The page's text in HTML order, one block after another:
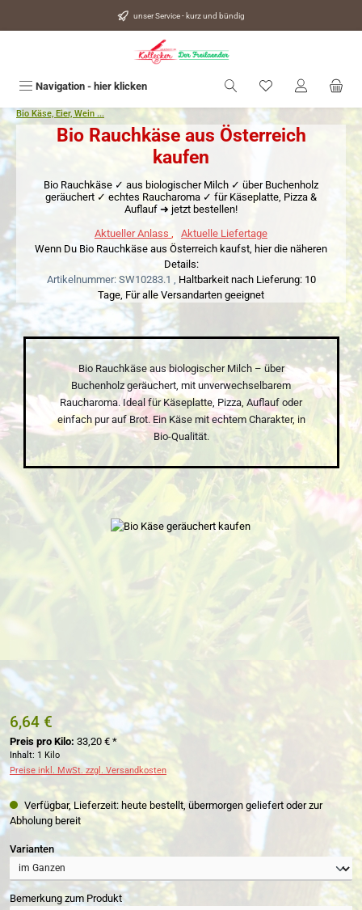
unser Service - kurz und bündig
Navigation - hier klicken Du hast 0
Bio Käse, Eier, Wein ...
Bio Rauchkäse aus Österreich
kaufen
Bio Rauchkäse ✓ aus biologischer Milch ✓ über Buchenholz
geräuchert ✓ echtes Raucharoma ✓ für Käseplatte, Pizza &
Auflauf ➜ jetzt bestellen!
Aktueller Anlass
Aktuelle Liefertage
Wenn Du Bio Rauchkäse aus Österreich kaufst, hier die näheren
Details:
Artikelnummer: SW10283.1 , Haltbarkeit nach Lieferung: 10
Tage, Für alle Versandarten geeignet
Bio Rauchkäse aus biologischer Milch – über
Buchenholz geräuchert, mit unverwechselbarem
Raucharoma. Ideal für Käseplatte, Pizza, Auflauf oder
einfach pur auf Brot. Ein Käse mit echtem Charakter, in
Bio-Qualität.
Bildergalerie überspringen
6,64 €
Preis pro Kilo: 33,20 € *
Inhalt: 1 Kilo
Preise inkl. MwSt. zzgl. Versandkosten
Verfügbar, Lieferzeit: heute bestellt, übermorgen geliefert oder zur
Abholung bereit
Variantenauswählen
Bemerkung zum Produkt